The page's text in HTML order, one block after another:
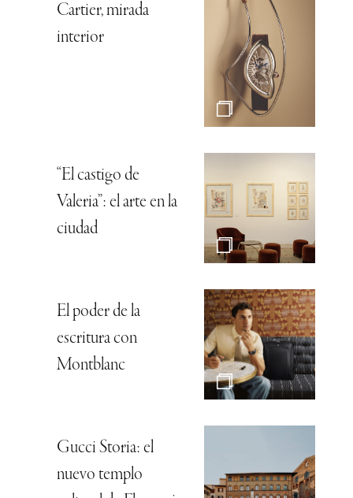
Cartier, mirada
interior
“El castigo de
Valeria”: el arte en la
ciudad
El poder de la
escritura con
Montblanc
Gucci Storia: el
nuevo templo